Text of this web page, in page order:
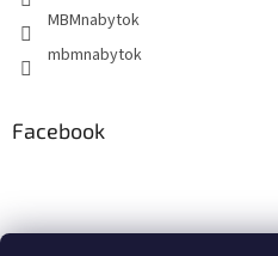
MBMnabytok
mbmnabytok
Facebook